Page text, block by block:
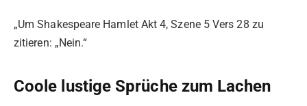
„Um Shakespeare Hamlet Akt 4, Szene 5 Vers 28 zu
zitieren: „Nein.“
Coole lustige Sprüche zum Lachen